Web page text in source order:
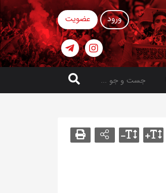
ورود عضویت